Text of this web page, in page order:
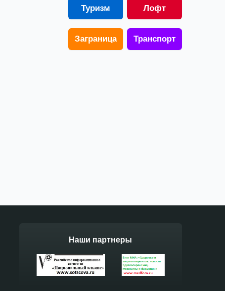
Туризм Лофт
Заграница Транспорт
Наши партнеры